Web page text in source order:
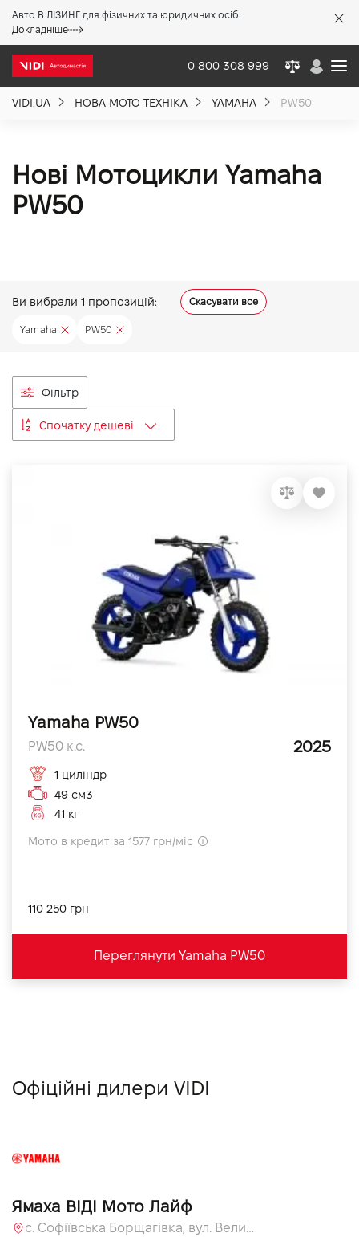
Авто В ЛІЗИНГ для фізичних та юридичних осіб.
Докладніше
0 800 308 999
VIDI.UA НОВА МОТО ТЕХНІКА YAMAHA PW50
Нові Мотоцикли Yamaha
PW50
Ви вибрали 1 пропозицій: Скасувати все
Yamaha PW50
Фільтр
Спочатку дешеві
Yamaha PW50
PW50 к.с. 2025
1 циліндр
49 см3
41 кг
Мото в кредит за 1577 грн/міс
110 250 грн
Переглянути Yamaha PW50
Офіційні дилери VIDI
Ямаха ВІДІ Мото Лайф
с. Софіївська Борщагівка, вул. Велика Кільцева, 58
Акції %
Новини
Вакансії
VIDI Кар'єра
Контакти